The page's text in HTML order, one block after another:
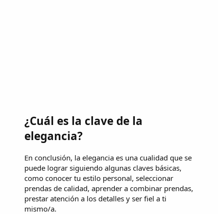
¿Cuál es la clave de la
elegancia?
En conclusión, la elegancia es una cualidad que se
puede lograr siguiendo algunas claves básicas,
como conocer tu estilo personal, seleccionar
prendas de calidad, aprender a combinar prendas,
prestar atención a los detalles y ser fiel a ti
mismo/a.